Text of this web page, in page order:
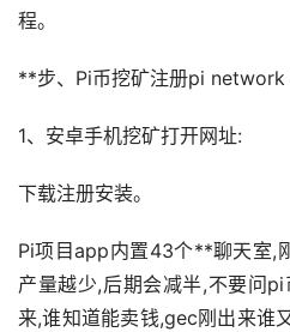
程。
**步、Pi币挖矿注册pi network
1、安卓手机挖矿打开网址:
下载注册安装。
Pi项目app内置43个**聊天室,
产量越少,后期会减半,不要问
来,谁知道能卖钱,gec刚出来谁